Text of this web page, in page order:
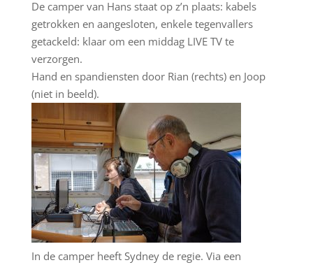
De camper van Hans staat op z’n plaats: kabels
getrokken en aangesloten, enkele tegenvallers
getackeld: klaar om een middag LIVE TV te
verzorgen.
Hand en spandiensten door Rian (rechts) en Joop
(niet in beeld).
In de camper heeft Sydney de regie. Via een